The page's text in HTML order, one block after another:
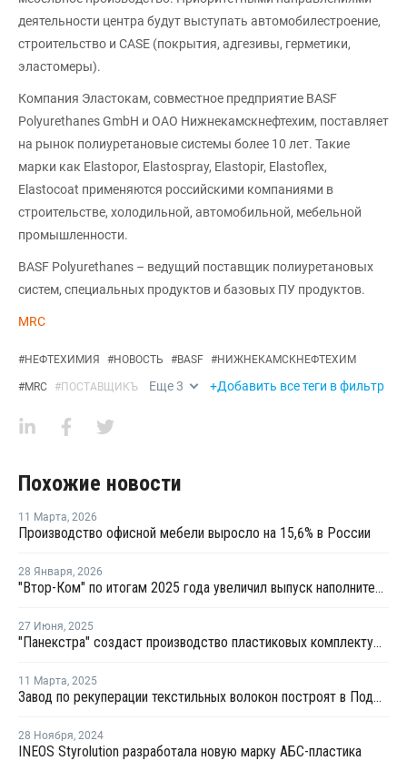
деятельности центра будут выступать автомобилестроение,
строительство и CASE (покрытия, адгезивы, герметики,
эластомеры).
Компания Эластокам, совместное предприятие BASF
Polyurethanes GmbH и ОАО Нижнекамскнефтехим, поставляет
на рынок полиуретановые системы более 10 лет. Такие
марки как Elastopor, Elastospray, Elastopir, Elastoflex,
Elastocoat применяются российскими компаниями в
строительстве, холодильной, автомобильной, мебельной
промышленности.
BASF Polyurethanes – ведущий поставщик полиуретановых
систем, специальных продуктов и базовых ПУ продуктов.
MRC
#НЕФТЕХИМИЯ #НОВОСТЬ #BASF #НИЖНЕКАМСКНЕФТЕХИМ
#MRC #ПОСТАВЩИКЪ Еще3 +Добавить все теги в фильтр
Похожие новости
11 Марта, 2026
Производство офисной мебели выросло на 15,6% в России
28 Января, 2026
"Втор-Ком" по итогам 2025 года увеличил выпуск наполнителей из вторичного волокна
27 Июня, 2025
"Панекстра" создаст производство пластиковых комплектующих для мебельной отрасли
11 Марта, 2025
Завод по рекуперации текстильных волокон построят в Подмосковье
28 Ноября, 2024
INEOS Styrolution разработала новую марку АБС-пластика